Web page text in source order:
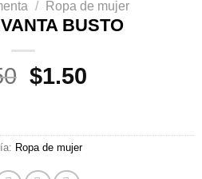
/ Ropa de mujer
BUSTO
El
era:
$4.50.
$1.50
es:
Ropa de mujer